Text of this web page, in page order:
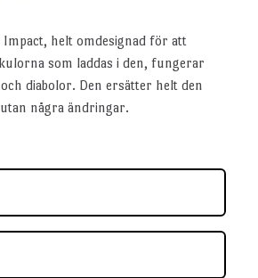
helt omdesignad för att
som laddas i den, fungerar
diabolor. Den ersätter helt den
några ändringar.